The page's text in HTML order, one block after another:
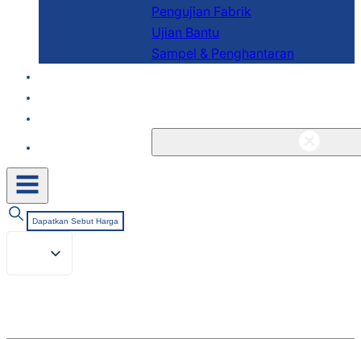
Pengujian Fabrik
Ujian Bantu
Sampel & Penghantaran
Dapatkan Sebut Harga